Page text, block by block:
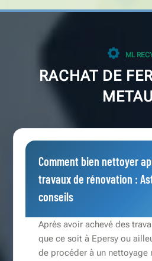
ML
RACHAT DE
Comment bien nettoyer
travaux de rénovation :
conseils
Après avoir achevé des
que ce soit à Epersy ou
de procéder à un nettoyage